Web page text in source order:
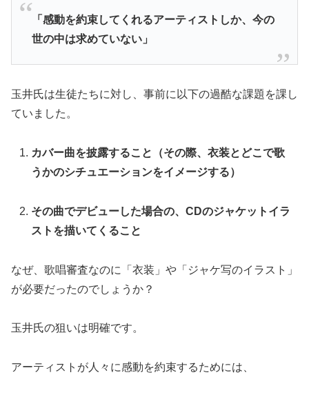
「感動を約束してくれるアーティストしか、今の
世の中は求めていない」
玉井氏は生徒たちに対し、事前に以下の過酷な課題を課し
ていました。
カバー曲を披露すること（その際、衣装とどこで歌
うかのシチュエーションをイメージする）
その曲でデビューした場合の、CDのジャケットイラ
ストを描いてくること
なぜ、歌唱審査なのに「衣装」や「ジャケ写のイラスト」
が必要だったのでしょうか？
玉井氏の狙いは明確です。
アーティストが人々に感動を約束するためには、